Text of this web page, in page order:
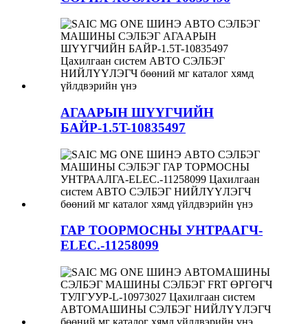
АГААРЫН ШҮҮГЧИЙН
БАЙР-1.5T-10835497
ГАР ТООРМОСНЫ УНТРААГЧ-
ELEC.-11258099